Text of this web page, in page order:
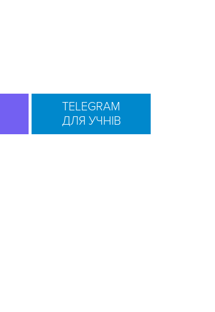
TELEGRAM
ДЛЯ УЧНІВ